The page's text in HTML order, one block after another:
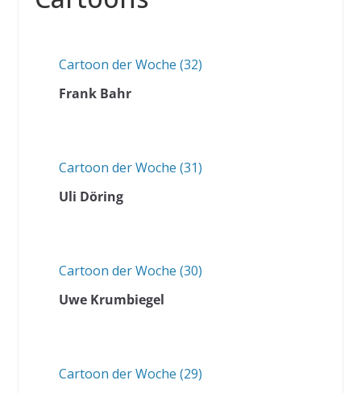
Cartoon der Woche (32)
Frank Bahr
Cartoon der Woche (31)
Uli Döring
Cartoon der Woche (30)
Uwe Krumbiegel
Cartoon der Woche (29)